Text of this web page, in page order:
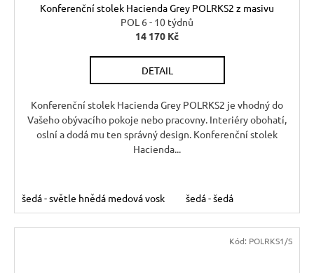
Konferenční stolek Hacienda Grey POLRKS2 z masivu
POL 6 - 10 týdnů
14 170 Kč
DETAIL
Konferenční stolek Hacienda Grey POLRKS2 je vhodný do
Vašeho obývacího pokoje nebo pracovny. Interiéry obohatí,
oslní a dodá mu ten správný design. Konferenční stolek
Hacienda...
šedá - světle hnědá medová vosk šedá - šedá
Kód: POLRKS1/S